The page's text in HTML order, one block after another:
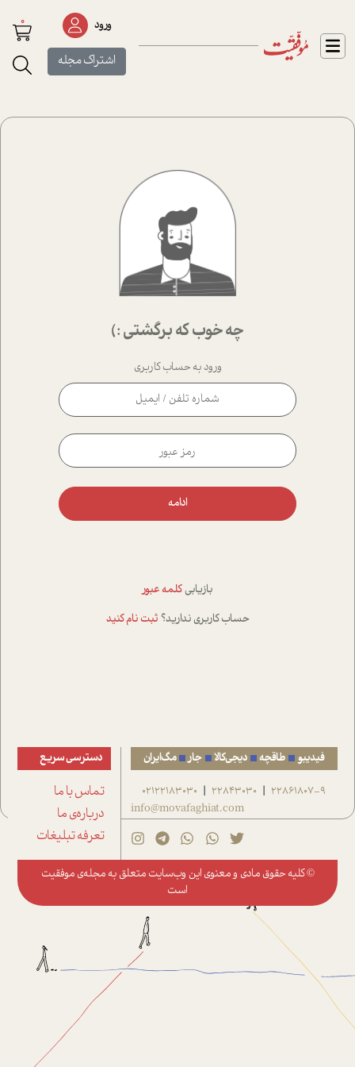
ورود
اشتراک مجله
0
چه خوب که برگشتی :)
ورود به حساب کاربری
ادامه
بازیابی کلمه عبور
حساب کاربری ندارید؟ ثبت نام کنید
فیدیبو طاقچه دیجی‌کالا جار مگ‌ایران
22861807-9
|
22843030
|
02122183030
info@movafaghiat.com
دسترسی سریع
تماس با ما
درباره‌ی ما
تعرفه تبلیغات
© کلیه حقوق مادی و معنوی این وب‌سایت متعلق به مجله‌ی موفقیت
است